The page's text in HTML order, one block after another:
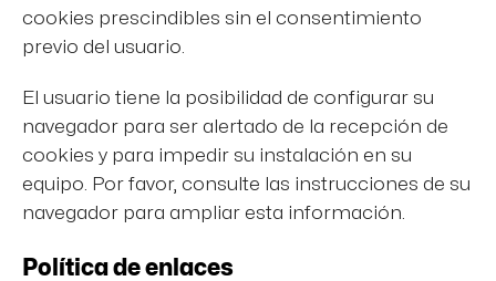
cookies prescindibles sin el consentimiento
previo del usuario.
El usuario tiene la posibilidad de configurar su
navegador para ser alertado de la recepción de
cookies y para impedir su instalación en su
equipo. Por favor, consulte las instrucciones de su
navegador para ampliar esta información.
Política de enlaces